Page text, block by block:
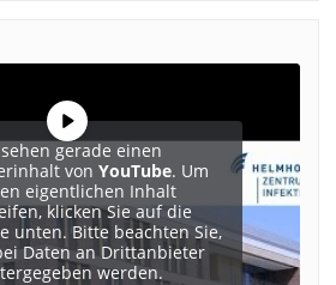
gerade einen
von YouTube. Um
eigentlichen Inhalt
klicken Sie auf die
unten. Bitte beachten Sie,
Daten an Drittanbieter
werden.